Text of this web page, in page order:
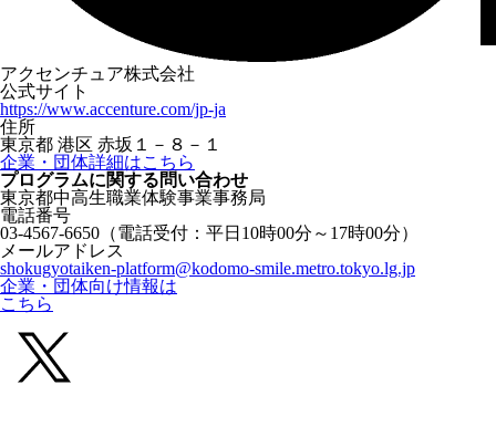
アクセンチュア株式会社
公式サイト
https://www.accenture.com/jp-ja
住所
東京都 港区 赤坂１－８－１
企業・団体詳細はこちら
プログラムに関する問い合わせ
東京都中高生職業体験事業事務局
電話番号
03-4567-6650 （電話受付：平日10時00分～17時00分）
メールアドレス
shokugyotaiken-platform@kodomo-smile.metro.tokyo.lg.jp
企業・団体向け情報は
こちら